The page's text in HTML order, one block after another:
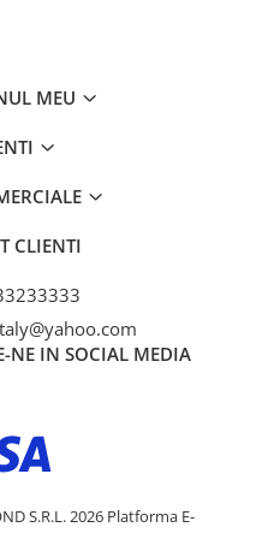
MEU
CLIENTI
NE IN SOCIAL MEDIA
S.R.L. 2026 Platforma E-